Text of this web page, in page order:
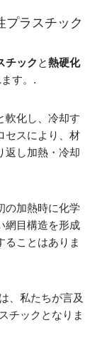
プラスチック
チック と熱硬化
す。.
軟化し、冷却す
セスにより、材
返し加熱・冷却
の加熱時に化学
網目構造を形成
ることはありま
、私たちが言及
チックとなりま